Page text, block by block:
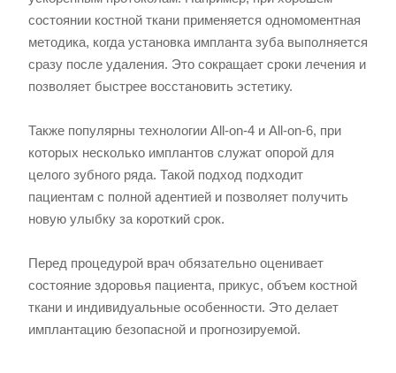
состоянии костной ткани применяется одномоментная
методика, когда установка импланта зуба выполняется
сразу после удаления. Это сокращает сроки лечения и
позволяет быстрее восстановить эстетику.
Также популярны технологии All-on-4 и All-on-6, при
которых несколько имплантов служат опорой для
целого зубного ряда. Такой подход подходит
пациентам с полной адентией и позволяет получить
новую улыбку за короткий срок.
Перед процедурой врач обязательно оценивает
состояние здоровья пациента, прикус, объем костной
ткани и индивидуальные особенности. Это делает
имплантацию безопасной и прогнозируемой.